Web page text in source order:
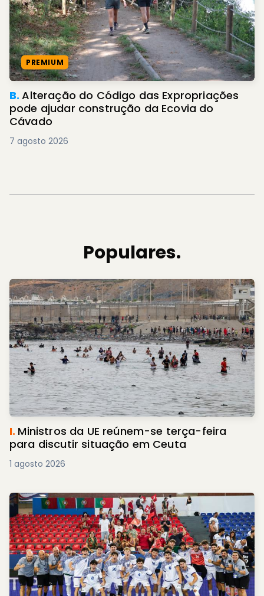
PREMIUM
B.Alteração do Código das Expropriações
pode ajudar construção da Ecovia do
Cávado
7 agosto 2026
Populares.
I. Ministros da UE reúnem-se terça-feira
para discutir situação em Ceuta
1 agosto 2026